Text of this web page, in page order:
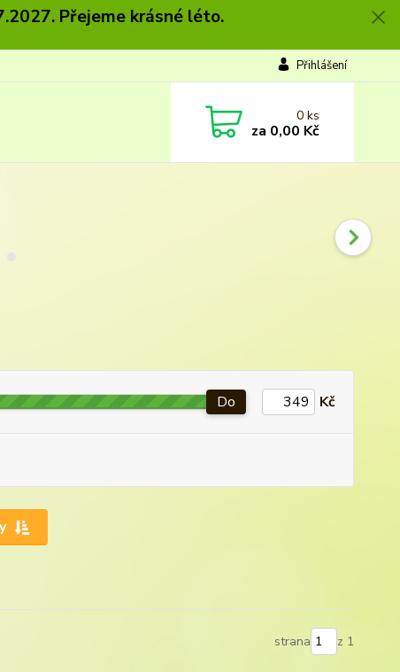
Přejeme krásné léto.
Přihlášení
0ks
za 0,00 Kč
Do Kč
strana z 1